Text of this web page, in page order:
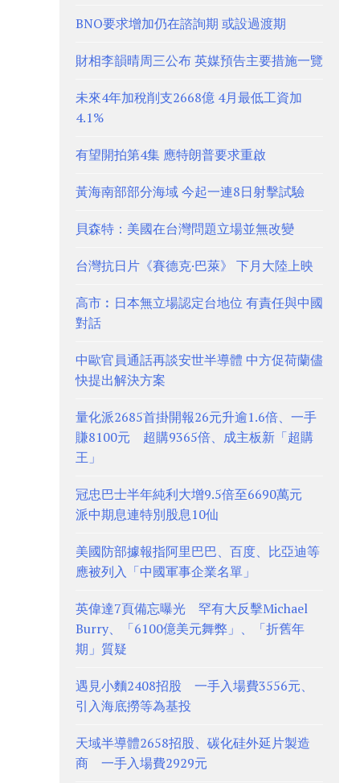
BNO要求增加仍在諮詢期 或設過渡期
財相李韻晴周三公布 英媒預告主要措施一覽
未來4年加稅削支2668億 4月最低工資加
4.1%
有望開拍第4集 應特朗普要求重啟
黃海南部部分海域 今起一連8日射擊試驗
貝森特：美國在台灣問題立場並無改變
台灣抗日片《賽德克·巴萊》 下月大陸上映
高市︰日本無立場認定台地位 有責任與中國
對話
中歐官員通話再談安世半導體 中方促荷蘭儘
快提出解決方案
量化派2685首掛開報26元升逾1.6倍、一手
賺8100元 超購9365倍、成主板新「超購
王」
冠忠巴士半年純利大增9.5倍至6690萬元
派中期息連特別股息10仙
美國防部據報指阿里巴巴、百度、比亞迪等
應被列入「中國軍事企業名單」
英偉達7頁備忘曝光 罕有大反擊Michael
Burry、「6100億美元舞弊」、「折舊年
期」質疑
遇見小麵2408招股 一手入場費3556元、
引入海底撈等為基投
天域半導體2658招股、碳化硅外延片製造
商 一手入場費2929元